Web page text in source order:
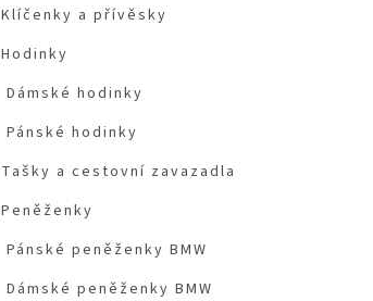
Klíčenky a přívěsky
Hodinky
Dámské hodinky
Pánské hodinky
Tašky a cestovní zavazadla
Peněženky
Pánské peněženky BMW
Dámské peněženky BMW